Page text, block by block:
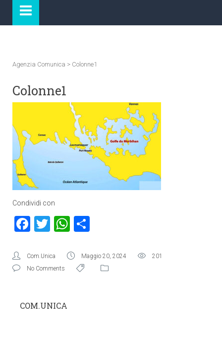
Agenzia Comunica > Colonne1
Colonne1
Condividi con
Facebook
TwitterWhatsApp
Com.Unica Maggio 20, 2024
201
No Comments
COM.UNICA